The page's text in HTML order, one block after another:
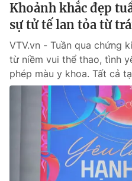
Góc doanh nghiệp
Truyền hình
Phim VTV
Hậu trường
Nhân vật
Khán giả
Giải sao mai
Giải trí
Điện ảnh
Âm nhạc
Đời sống
Làm đẹp
Chất lượng cuộc sống
Giáo dục
Tuyển sinh
Học trực tuyến
Công nghệ
Hitech Công nghệ tương
Khoảnh khắc đẹp
sự tử tế lan tỏa từ
VTV.vn - Tuần qua chứng
từ niềm vui thể thao, tình
phép màu y khoa. Tất cả